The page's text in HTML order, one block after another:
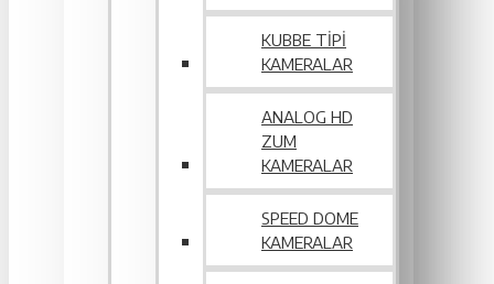
KUBBE TIPI
KAMERALAR
ANALOG HD
ZUM
KAMERALAR
SPEED DOME
KAMERALAR